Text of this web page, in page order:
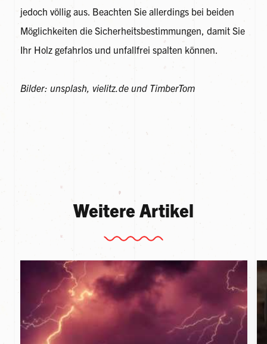
jedoch völlig aus. Beachten Sie allerdings bei beiden
Möglichkeiten die Sicherheitsbestimmungen, damit Sie
Ihr Holz gefahrlos und unfallfrei spalten können.
Bilder: unsplash, vielitz.de und TimberTom
Weitere Artikel